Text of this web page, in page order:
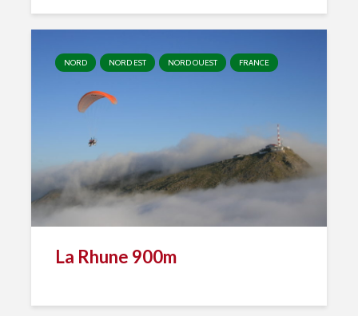
NORD NORD EST NORD OUEST FRANCE
La Rhune 900m